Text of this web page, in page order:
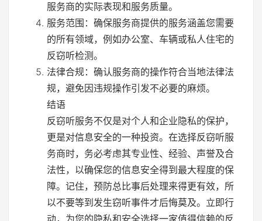
服务商的实际表现和服务质量。
服务范围：确保服务商提供的服务涵盖您需要
的所有领域，例如办公室、车辆或私人住宅的
反窃听检测。
法律合规：确认服务商的操作符合当地法律法
规，避免因违规操作引发不必要的麻烦。
结语
反窃听服务不仅是对个人和企业隐私的保护，
更是对信息安全的一种投资。在选择反窃听服
务商时，务必考虑其专业性、经验、声誉及合
法性，以确保您的信息安全得到最大程度的保
障。记住，预防总比事后处理来得更有效，所
以不要等到发生窃听事件才后悔莫及。立即行